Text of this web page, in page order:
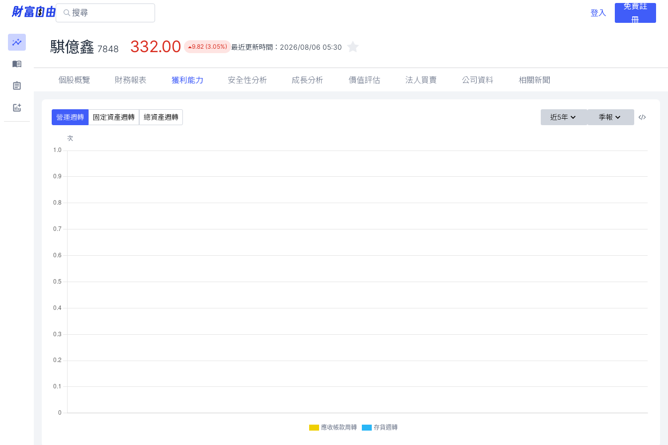
登入
免費註
冊
騏億鑫 7848 332.00 9.82 (3.05%) 最近更新時間： 2026/08/06 05:30
個股概覽 財務報表 獲利能力 安全性分析 成長分析 價值評估 法人買賣 公司資料 相關新聞
營運週轉 固定資產週轉 總資產週轉 近5年 季報
應收帳款周轉 存貨週轉